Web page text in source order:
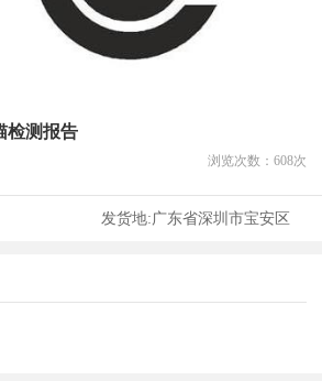
检测报告
浏览次数： 608次
发货地:广东省深圳市宝安区